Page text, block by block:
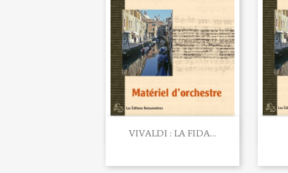
VIVALDI : LA FIDA...
Aperçu rapide